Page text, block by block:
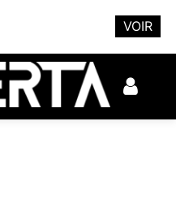
VOIR